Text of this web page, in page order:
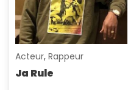
Acteur, Rappeur
Ja Rule